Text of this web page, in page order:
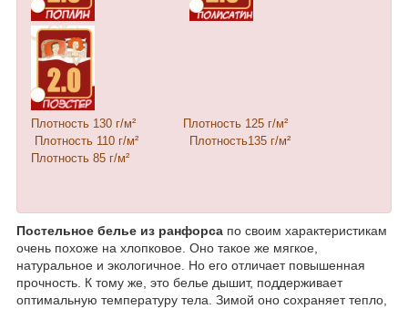
Плотность 130 г/м²
Плотность 125 г/м²
Плотность 110 г/м²
Плотность135 г/м²
Плотность 85 г/м²
Постельное белье из ранфорса по своим характеристикам
очень похоже на хлопковое. Оно такое же мягкое,
натуральное и экологичное. Но его отличает повышенная
прочность. К тому же, это белье дышит, поддерживает
оптимальную температуру тела. Зимой оно сохраняет тепло,